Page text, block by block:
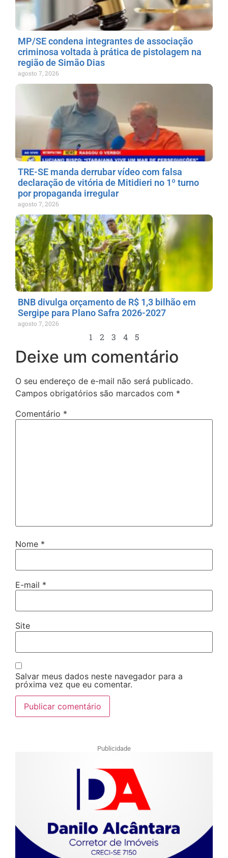
MP/SE condena integrantes de associação
criminosa voltada à prática de pistolagem na
região de Simão Dias
agosto 7, 2026
TRE-SE manda derrubar vídeo com falsa
declaração de vitória de Mitidieri no 1º turno
por propaganda irregular
agosto 7, 2026
BNB divulga orçamento de R$ 1,3 bilhão em
Sergipe para Plano Safra 2026-2027
agosto 7, 2026
1 2 3 4 5
Deixe um comentário
O seu endereço de e-mail não será publicado.
Campos obrigatórios são marcados com *
Comentário *
Nome *
E-mail *
Site
Salvar meus dados neste navegador para a
próxima vez que eu comentar.
Publicidade